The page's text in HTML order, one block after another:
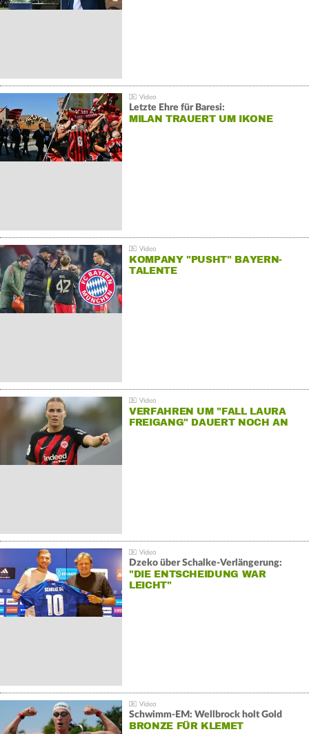
Letzte Ehre für Baresi:
MILAN TRAUERT UM IKONE
KOMPANY "PUSHT" BAYERN-
TALENTE
VERFAHREN UM "FALL LAURA
FREIGANG" DAUERT NOCH AN
Dzeko über Schalke-Verlängerung:
"DIE ENTSCHEIDUNG WAR
LEICHT"
Schwimm-EM: Wellbrock holt Gold
BRONZE FÜR KLEMET